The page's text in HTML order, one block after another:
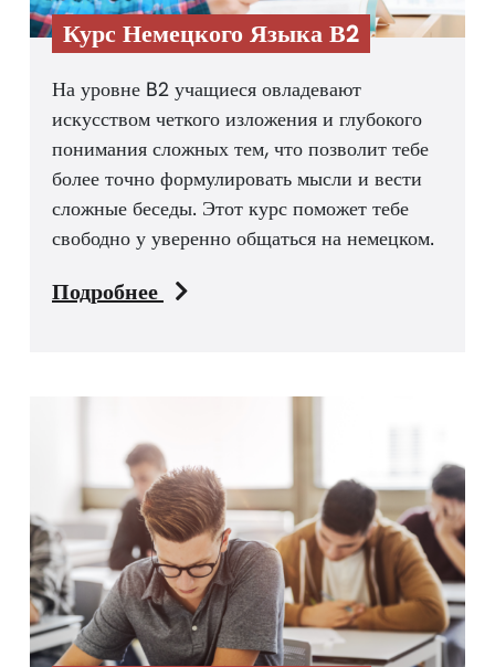
Курс Немецкого Языка В2
На уровне B2 учащиеся овладевают
искусством четкого изложения и глубокого
понимания сложных тем, что позволит тебе
более точно формулировать мысли и вести
сложные беседы. Этот курс поможет тебе
свободно у уверенно общаться на немецком.
Подробнее